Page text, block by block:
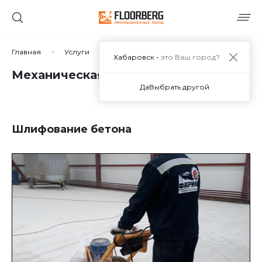
Главная Услуги Механическая обработка бетона
Механическая обработка бетона
Шлифование бетона
Хабаровск - это Ваш город?
ДаВыбрать другой